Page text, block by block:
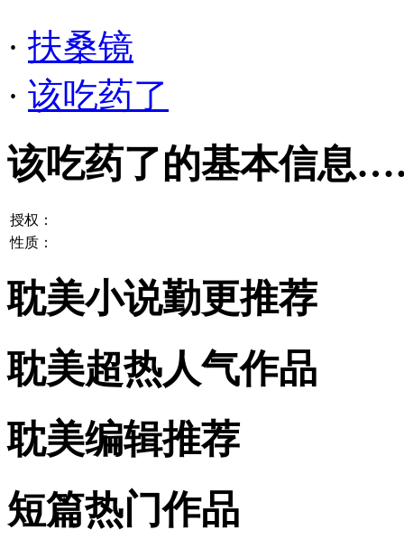
· 扶桑镜
· 该吃药了
该吃药了的基本信息
授权：
性质：
耽美小说勤更推荐
耽美超热人气作品
耽美编辑推荐
短篇热门作品